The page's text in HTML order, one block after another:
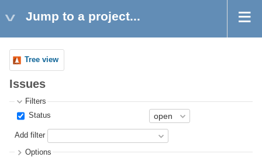
Jump to a project...
Tree view
Issues
Filters
Status
Add filter
Options